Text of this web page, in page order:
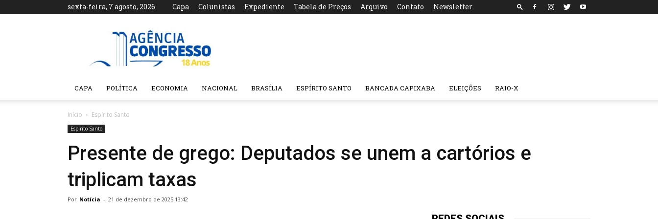
sexta-feira, 7 agosto, 2026 Capa Colunistas Expediente Tabela de Preços Arquivo Contato Newsletter
Agência
CAPA POLÍTICA ECONOMIA NACIONAL BRASÍLIA ESPÍRITO SANTO BANCADA CAPIXABA ELEIÇÕES RAIO-X
Início Espírito Santo
Espírito Santo
Presente de grego: Deputados se unem a cartórios e
triplicam taxas
Por Notícia - 21 de dezembro de 2025 13:42